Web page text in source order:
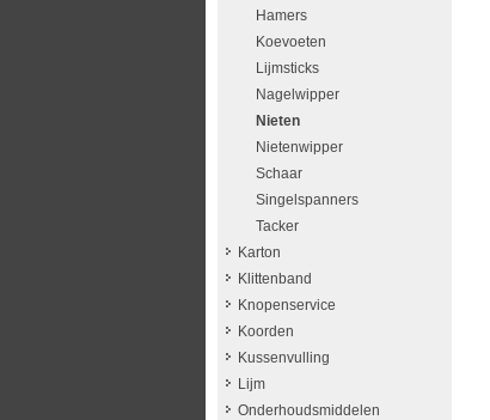
Hamers
Koevoeten
Lijmsticks
Nagelwipper
Nieten
Nietenwipper
Schaar
Singelspanners
Tacker
Karton
Klittenband
Knopenservice
Koorden
Kussenvulling
Lijm
Onderhoudsmiddelen